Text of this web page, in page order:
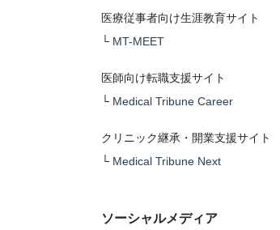
医療従事者向け生涯教育サイト
└ MT-MEET
医師向け転職支援サイト
└ Medical Tribune Career
クリニック継承・開業支援サイト
└ Medical Tribune Next
ソーシャルメディア